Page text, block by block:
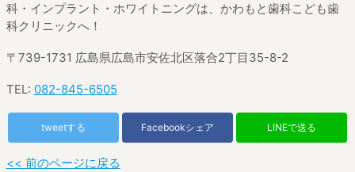
科・インプラント・ホワイトニングは、かわもと歯科こども歯
科クリニックへ！
〒739-1731 広島県広島市安佐北区落合2丁目35-8-2
TEL: 082-845-6505
tweetする Facebookシェア LINEで送る
<< 前のページに戻る